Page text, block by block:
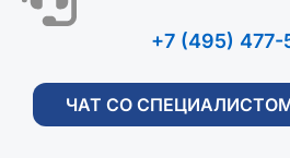
+7 (495) 477-
ЧАТ СО